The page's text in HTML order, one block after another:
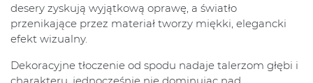
desery zyskują wyjątkową oprawę, a światło
przenikające przez materiał tworzy miękki, elegancki
efekt wizualny.
Dekoracyjne tłoczenie od spodu nadaje talerzom głębi i
charakteru, jednocześnie nie dominując nad